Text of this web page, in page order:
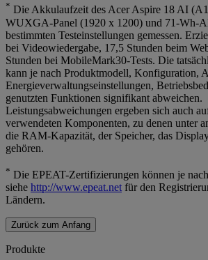
* Die Akkulaufzeit des Acer Aspire 18 AI
WUXGA-Panel (1920 x 1200) und 71-Wh-
bestimmten Testeinstellungen gemessen.
bei Videowiedergabe, 17,5 Stunden beim
Stunden bei MobileMark30-Tests. Die
kann je nach Produktmodell, Konfiguration,
Energieverwaltungseinstellungen,
genutzten Funktionen signifikant abweichen.
Leistungsabweichungen ergeben sich auch
verwendeten Komponenten, zu denen unter
die RAM-Kapazität, der Speicher, das
gehören.
* Die EPEAT-Zertifizierungen können je
siehe http://www.epeat.net für den
Ländern.
Zurück zum Anfang
Produkte